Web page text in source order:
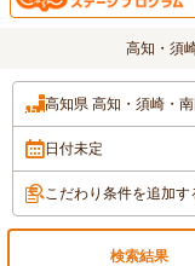
高知・須
高知県 高知・須崎・
日付未定
こだわり条件を追加す
検索結果